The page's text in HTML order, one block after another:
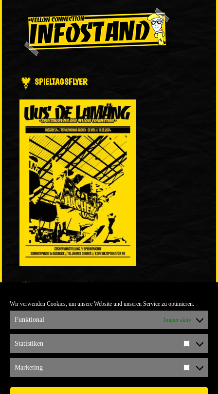
Wir verwenden Cookies, um unsere Website und unseren Service zu optimieren.
Funktional Immer aktiv
Statistiken
Marketing
SPIELTAGSFLYER
ULTRABLOG DER YELLOW CONNECTION
ALEMANNIA VERKAUFT MAN NICHT
ARCHIV
ARCHIV